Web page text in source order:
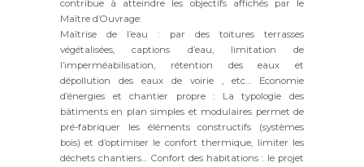
contribue à atteindre les objectifs affichés par le
Maître d’Ouvrage:
Maîtrise de l’eau : par des toitures terrasses
végétalisées, captions d’eau, limitation de
l’imperméabilisation, rétention des eaux et
dépollution des eaux de voirie , etc… Economie
d’énergies et chantier propre : La typologie des
bâtiments en plan simples et modulaires permet de
pré-fabriquer les éléments constructifs (systèmes
bois) et d’optimiser le confort thermique, limiter les
déchets chantiers… Confort des habitations : le projet